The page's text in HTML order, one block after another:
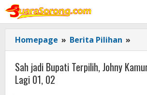
Lewati
konten
Homepage » Berita Pilihan »
Sah jadi Bupati Terpilih, Johny
Lagi 01, 02